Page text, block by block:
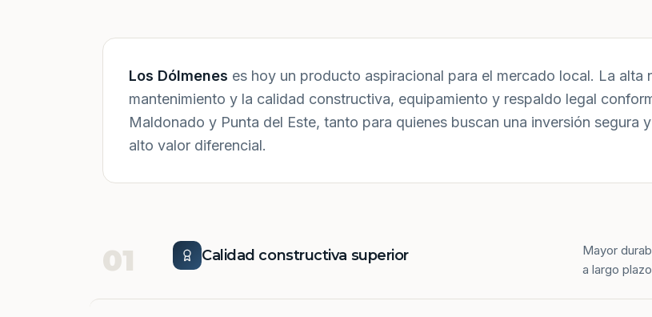
Los Dólmenes es hoy un producto aspiracional para el mercado local. La
mantenimiento y la calidad constructiva, equipamiento y respaldo legal
Maldonado y Punta del Este, tanto para quienes buscan una inversión segura
alto valor diferencial.
01 Calidad constructiva superior
Mayor
a largo